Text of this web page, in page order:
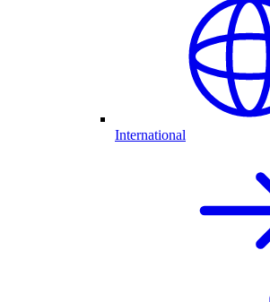
International